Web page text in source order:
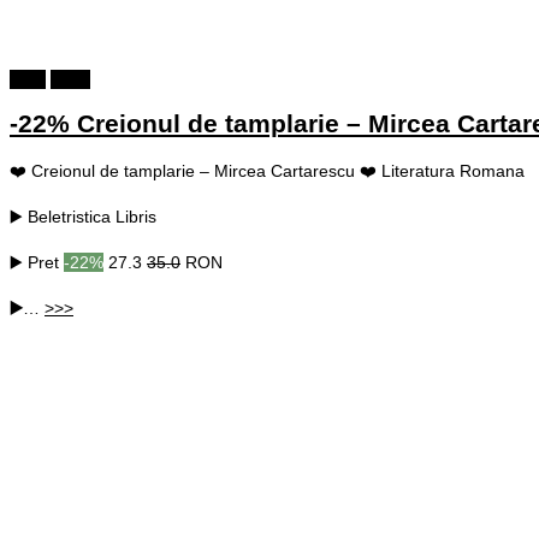
-22% Creionul de tamplarie – Mircea
❤️ Creionul de tamplarie – Mircea Cartarescu ❤️ Literatura Romana
▶️ Beletristica Libris
▶️ Pret -22% 27.3 35.0 RON
▶️… >>>